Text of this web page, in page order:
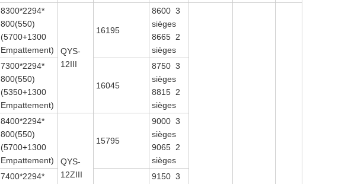
8300*2294*
800(550)
(5700+1300
Empattement)
QYS-
12III
16195
8600 3
sièges
8665 2
sièges
7300*2294*
800(550)
(5350+1300
Empattement)
16045
8750 3
sièges
8815 2
sièges
8400*2294*
800(550)
(5700+1300
Empattement)
QYS-
12ZIII
15795
9000 3
sièges
9065 2
sièges
7400*2294*
9150 3